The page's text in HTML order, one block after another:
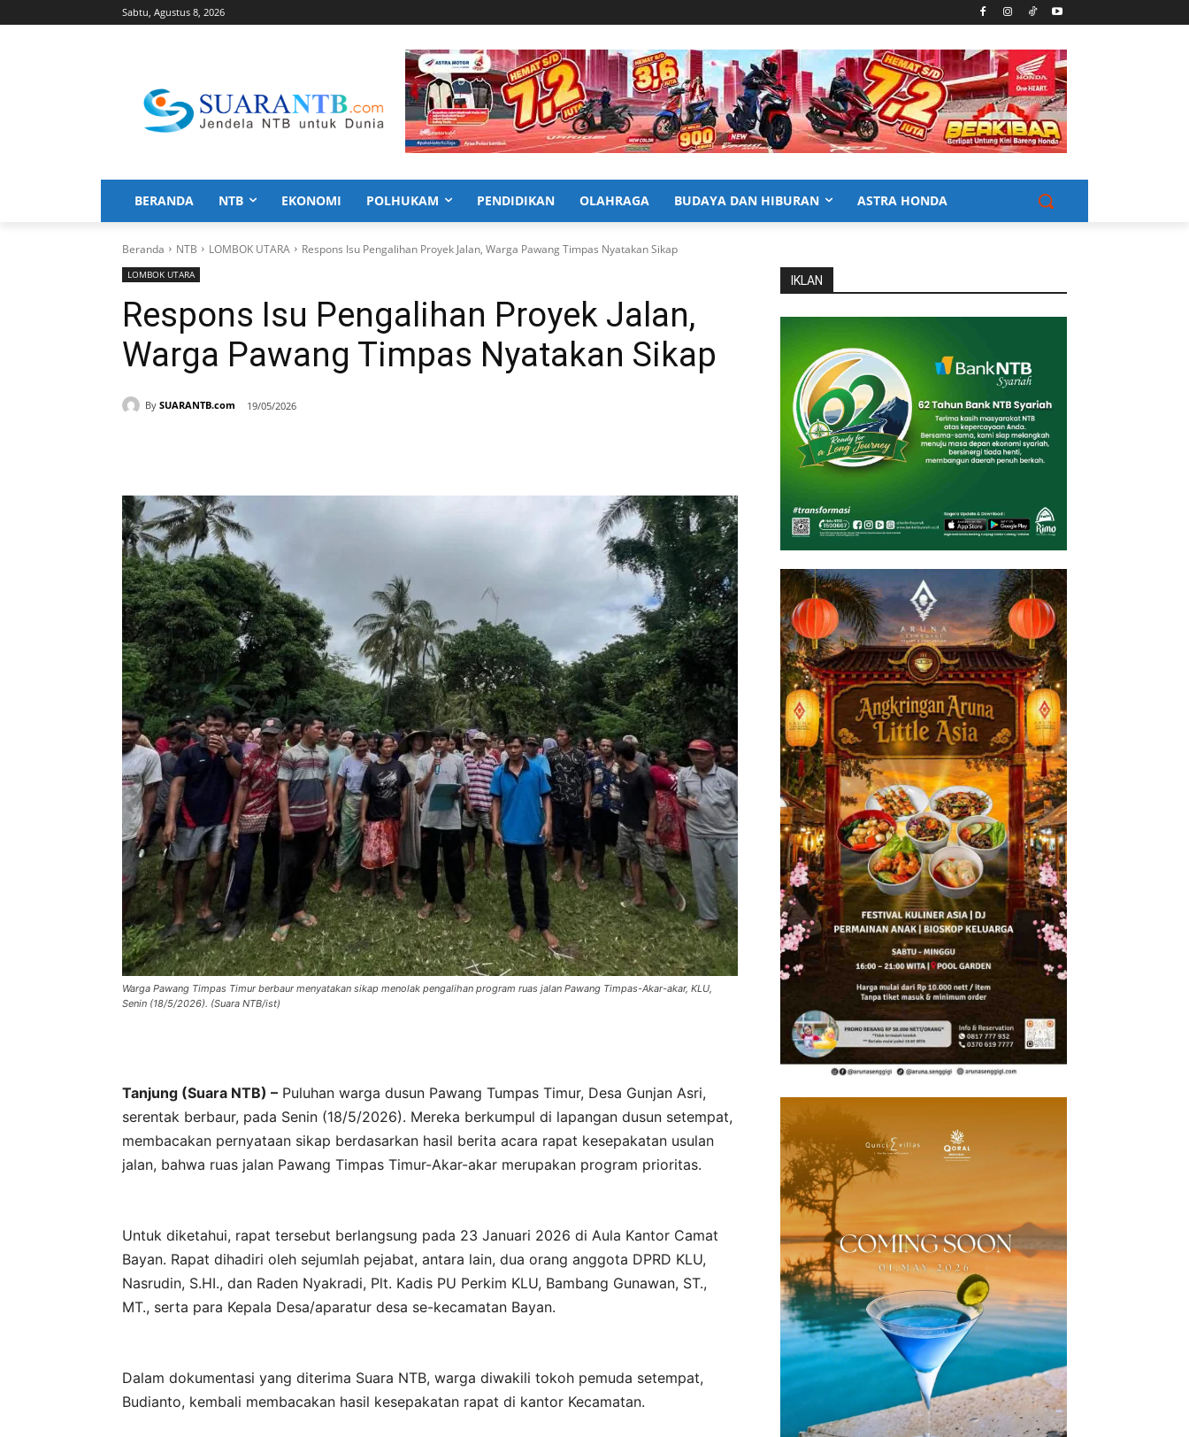
Sabtu, Agustus 8, 2026
BERANDA NTB EKONOMI POLHUKAM PENDIDIKAN OLAHRAGA BUDAYA DAN HIBURAN ASTRA HONDA
Beranda NTB LOMBOK UTARA Respons Isu Pengalihan Proyek Jalan, Warga Pawang Timpas Nyatakan Sikap
LOMBOK UTARA
Respons Isu Pengalihan Proyek Jalan,
Warga Pawang Timpas Nyatakan Sikap
By SUARANTB.com 19/05/2026
Warga Pawang Timpas Timur berbaur menyatakan sikap menolak pengalihan program ruas jalan Pawang Timpas-Akar-akar, KLU,
Senin (18/5/2026). (Suara NTB/ist)
Tanjung (Suara NTB) – Puluhan warga dusun Pawang Tumpas Timur, Desa Gunjan Asri,
serentak berbaur, pada Senin (18/5/2026). Mereka berkumpul di lapangan dusun setempat,
membacakan pernyataan sikap berdasarkan hasil berita acara rapat kesepakatan usulan
jalan, bahwa ruas jalan Pawang Timpas Timur-Akar-akar merupakan program prioritas.
Untuk diketahui, rapat tersebut berlangsung pada 23 Januari 2026 di Aula Kantor Camat
Bayan. Rapat dihadiri oleh sejumlah pejabat, antara lain, dua orang anggota DPRD KLU,
Nasrudin, S.HI., dan Raden Nyakradi, Plt. Kadis PU Perkim KLU, Bambang Gunawan, ST.,
MT., serta para Kepala Desa/aparatur desa se-kecamatan Bayan.
Dalam dokumentasi yang diterima Suara NTB, warga diwakili tokoh pemuda setempat,
Budianto, kembali membacakan hasil kesepakatan rapat di kantor Kecamatan.
IKLAN